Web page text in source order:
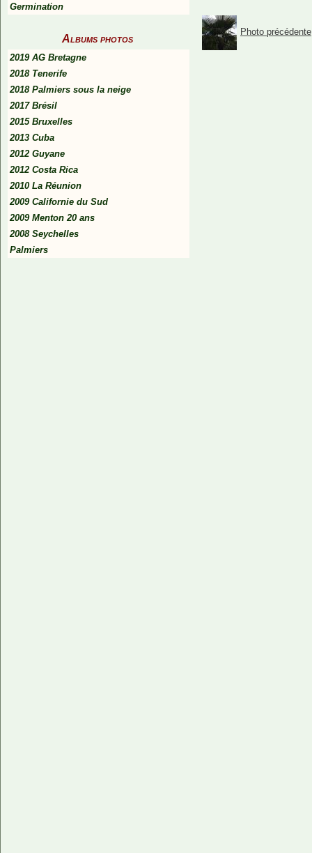
Germination
Albums photos
2019 AG Bretagne
2018 Tenerife
2018 Palmiers sous la neige
2017 Brésil
2015 Bruxelles
2013 Cuba
2012 Guyane
2012 Costa Rica
2010 La Réunion
2009 Californie du Sud
2009 Menton 20 ans
2008 Seychelles
Palmiers
Photo précédente